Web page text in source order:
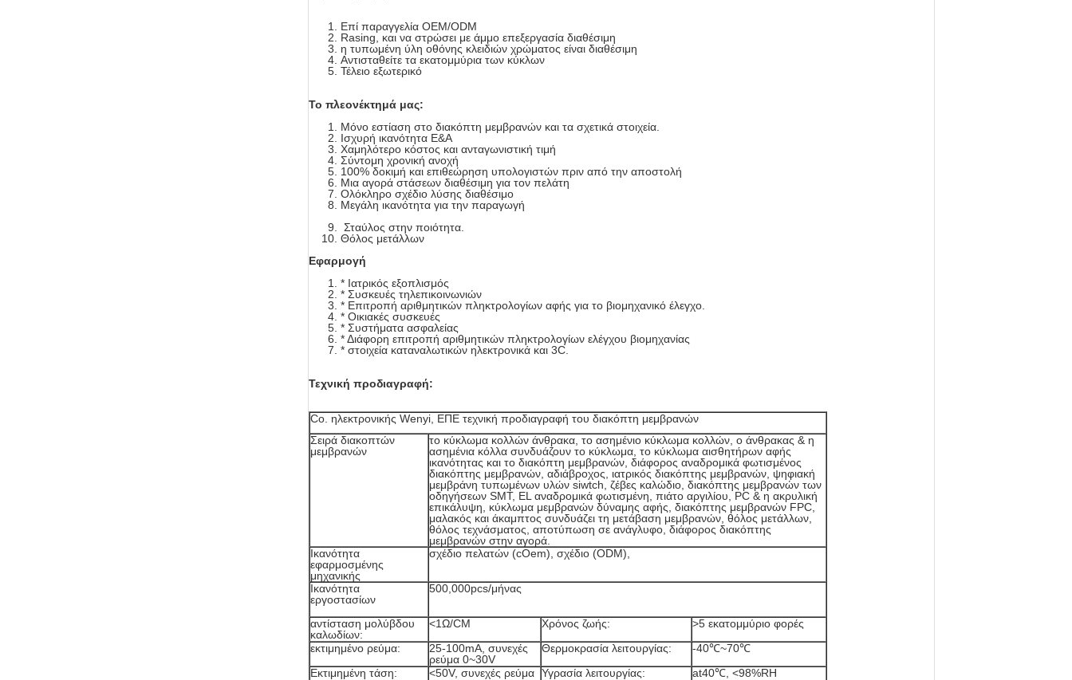
Επί παραγγελία OEM/ODM
Rasing, και να στρώσει με άμμο επεξεργασία διαθέσιμη
η τυπωμένη ύλη οθόνης κλειδιών χρώματος είναι διαθέσιμη
Αντισταθείτε τα εκατομμύρια των κύκλων
Τέλειο εξωτερικό
Το πλεονέκτημά μας:
Μόνο εστίαση στο διακόπτη μεμβρανών και τα σχετικά στοιχεία.
Ισχυρή ικανότητα Ε&Α
Χαμηλότερο κόστος και ανταγωνιστική τιμή
Σύντομη χρονική ανοχή
100% δοκιμή και επιθεώρηση υπολογιστών πριν από την αποστολή
Μια αγορά στάσεων διαθέσιμη για τον πελάτη
Ολόκληρο σχέδιο λύσης διαθέσιμο
Μεγάλη ικανότητα για την παραγωγή
Σταύλος στην ποιότητα.
Θόλος μετάλλων
Εφαρμογή
* Ιατρικός εξοπλισμός
* Συσκευές τηλεπικοινωνιών
* Επιτροπή αριθμητικών πληκτρολογίων αφής για το βιομηχανικό έλεγχο.
* Οικιακές συσκευές
* Συστήματα ασφαλείας
* Διάφορη επιτροπή αριθμητικών πληκτρολογίων ελέγχου βιομηχανίας
* στοιχεία καταναλωτικών ηλεκτρονικά και 3C.
Τεχνική προδιαγραφή:
Co. ηλεκτρονικής Wenyi, ΕΠΕ τεχνική προδιαγραφή του διακόπτη μεμβρανών
Σειρά διακοπτών
μεμβρανών
το κύκλωμα κολλών άνθρακα, το ασημένιο κύκλωμα κολλών, ο άνθρακας & η
ασημένια κόλλα συνδυάζουν το κύκλωμα, το κύκλωμα αισθητήρων αφής
ικανότητας και το διακόπτη μεμβρανών, διάφορος αναδρομικά φωτισμένος
διακόπτης μεμβρανών, αδιάβροχος, ιατρικός διακόπτης μεμβρανών, ψηφιακή
μεμβράνη τυπωμένων υλών siwtch, ζέβες καλώδιο, διακόπτης μεμβρανών των
οδηγήσεων SMT, EL αναδρομικά φωτισμένη, πιάτο αργιλίου, PC & η ακρυλική
επικάλυψη, κύκλωμα μεμβρανών δύναμης αφής, διακόπτης μεμβρανών FPC,
μαλακός και άκαμπτος συνδυάζει τη μετάβαση μεμβρανών, θόλος μετάλλων,
θόλος τεχνάσματος, αποτύπωση σε ανάγλυφο, διάφορος διακόπτης
μεμβρανών στην αγορά.
Ικανότητα
εφαρμοσμένης
μηχανικής
σχέδιο πελατών (cOem), σχέδιο (ODM),
Ικανότητα
εργοστασίων
500,000pcs/μήνας
αντίσταση μολύβδου
καλωδίων:
<1Ω/CM Χρόνος ζωής:
>5 εκατομμύριο φορές
εκτιμημένο ρεύμα:
25-100mA, συνεχές
ρεύμα 0~30V
Θερμοκρασία λειτουργίας:
-40℃~70℃
Εκτιμημένη τάση:
<50V, συνεχές ρεύμα Υγρασία λειτουργίας:
at40℃, <98%RH